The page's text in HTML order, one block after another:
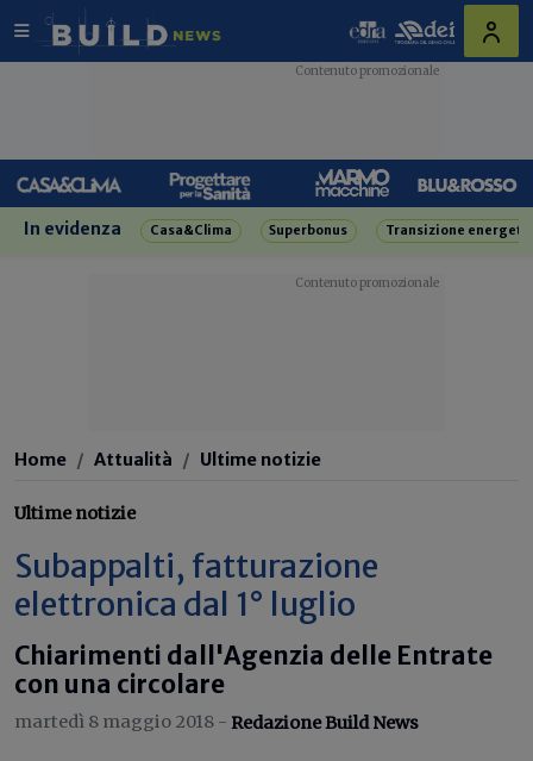
In evidenza Casa&Clima Superbonus Transizione
Home Attualità Ultime notizie
Ultime notizie
Subappalti, fatturazione
elettronica dal 1° luglio
Chiarimenti dall'Agenzia delle Entrate
con una circolare
martedì 8 maggio 2018 - Redazione Build News